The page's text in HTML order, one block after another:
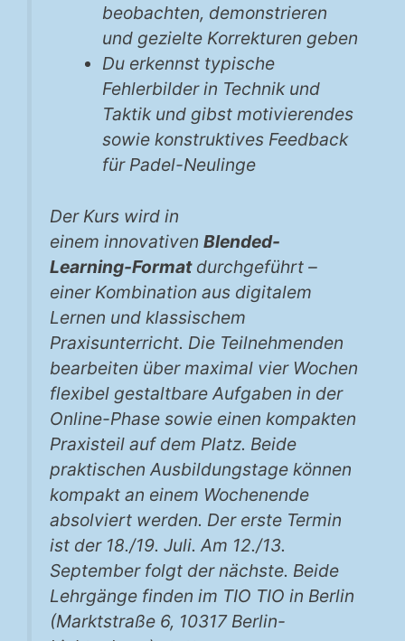
beobachten, demonstrieren
und gezielte Korrekturen geben
Du erkennst typische
Fehlerbilder in Technik und
Taktik und gibst motivierendes
sowie konstruktives Feedback
für Padel-Neulinge
Der Kurs wird in
einem innovativen Blended-
Learning-Format durchgeführt –
einer Kombination aus digitalem
Lernen und klassischem
Praxisunterricht. Die Teilnehmenden
bearbeiten über maximal vier Wochen
flexibel gestaltbare Aufgaben in der
Online-Phase sowie einen kompakten
Praxisteil auf dem Platz. Beide
praktischen Ausbildungstage können
kompakt an einem Wochenende
absolviert werden. Der erste Termin
ist der 18./19. Juli. Am 12./13.
September folgt der nächste. Beide
Lehrgänge finden im TIO TIO in Berlin
(Marktstraße 6, 10317 Berlin-